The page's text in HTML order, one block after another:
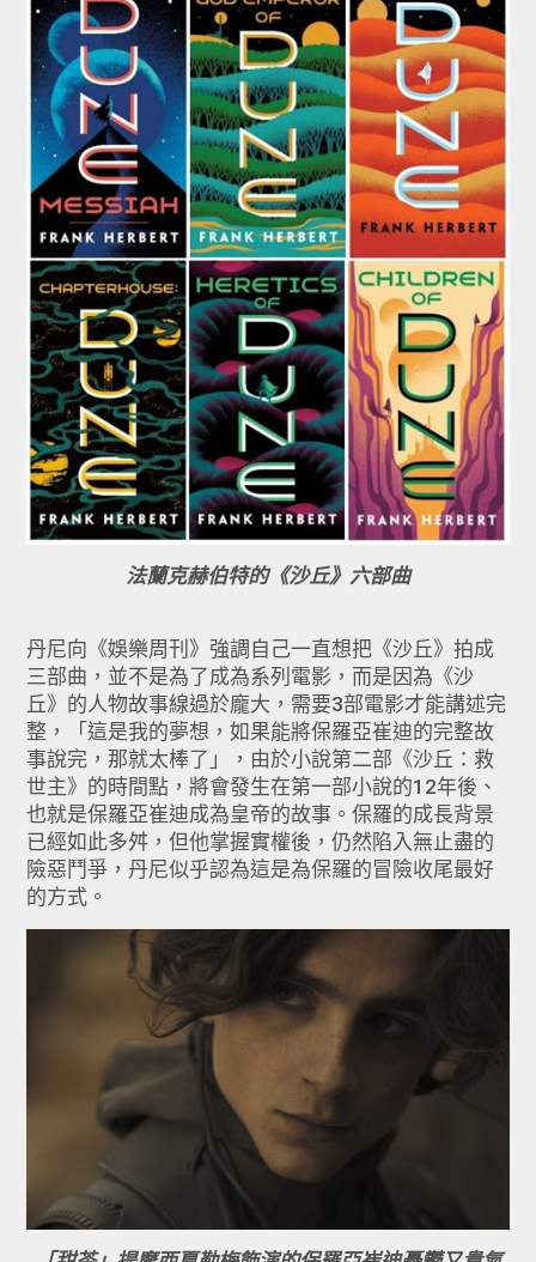
法蘭克赫伯特的《沙丘》六部曲
丹尼向《娛樂周刊》強調自己一直想把《沙丘》拍成
三部曲，並不是為了成為系列電影，而是因為《沙
丘》的人物故事線過於龐大，需要3部電影才能講述完
整，「這是我的夢想，如果能將保羅亞崔迪的完整故
事說完，那就太棒了」，由於小說第二部《沙丘：救
世主》的時間點，將會發生在第一部小說的12年後、
也就是保羅亞崔迪成為皇帝的故事。保羅的成長背景
已經如此多舛，但他掌握實權後，仍然陷入無止盡的
險惡鬥爭，丹尼似乎認為這是為保羅的冒險收尾最好
的方式。